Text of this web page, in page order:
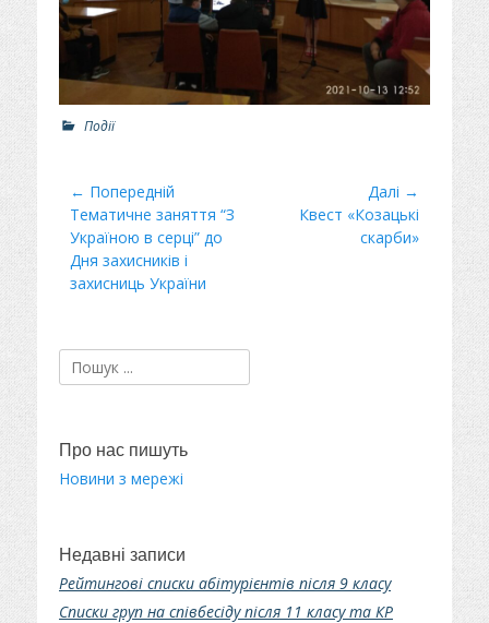
Р
Події
Навігація
записів
← Попередній
Минулий
пост
Тематичне заняття “З
Україною в серці” до
Дня захисників і
захисниць України
Далі →
НаступнийКвест «Козацькі
скарби»
Пошук:
Про нас пишуть
Новини з мережі
Недавні записи
Рейтингові списки абітурієнтів після 9 класу
Списки груп на співбесіду після 11 класу та КР